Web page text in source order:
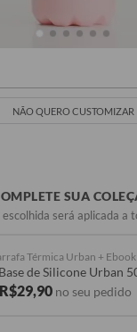
NÃO QUERO CUSTOMIZAR
SUA
será aplicada a
de Silicone Urban
no seu pedido